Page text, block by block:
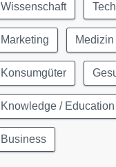
Wissenschaft
Marketing Medizin
Konsumgüter
Knowledge / Education
Business